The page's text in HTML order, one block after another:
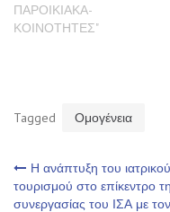
ΠΑΡΟΙΚΙΑΚΑ-
ΚΟΙΝΟΤΗΤΕΣ"
Tagged Ομογένεια
Η ανάπτυξη του ιατρικού
τουρισμού στο επίκεντρο
συνεργασίας του ΙΣΑ με τον